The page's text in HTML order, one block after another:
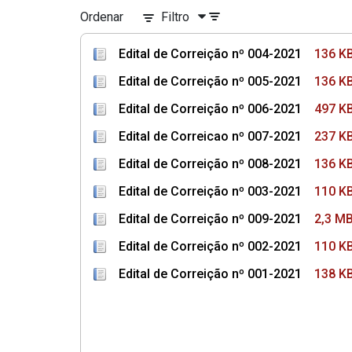
Ordenar Filtro
Edital de Correição nº 004-2021
136
Edital de Correição nº 005-2021
136
Edital de Correição nº 006-2021
497
Edital de Correicao nº 007-2021
237
Edital de Correição nº 008-2021
136
Edital de Correição nº 003-2021
110
Edital de Correição nº 009-2021
2,3 MB
Edital de Correição nº 002-2021
110
Edital de Correição nº 001-2021
138